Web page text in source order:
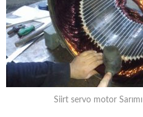
Siirt servo motor Sarımı